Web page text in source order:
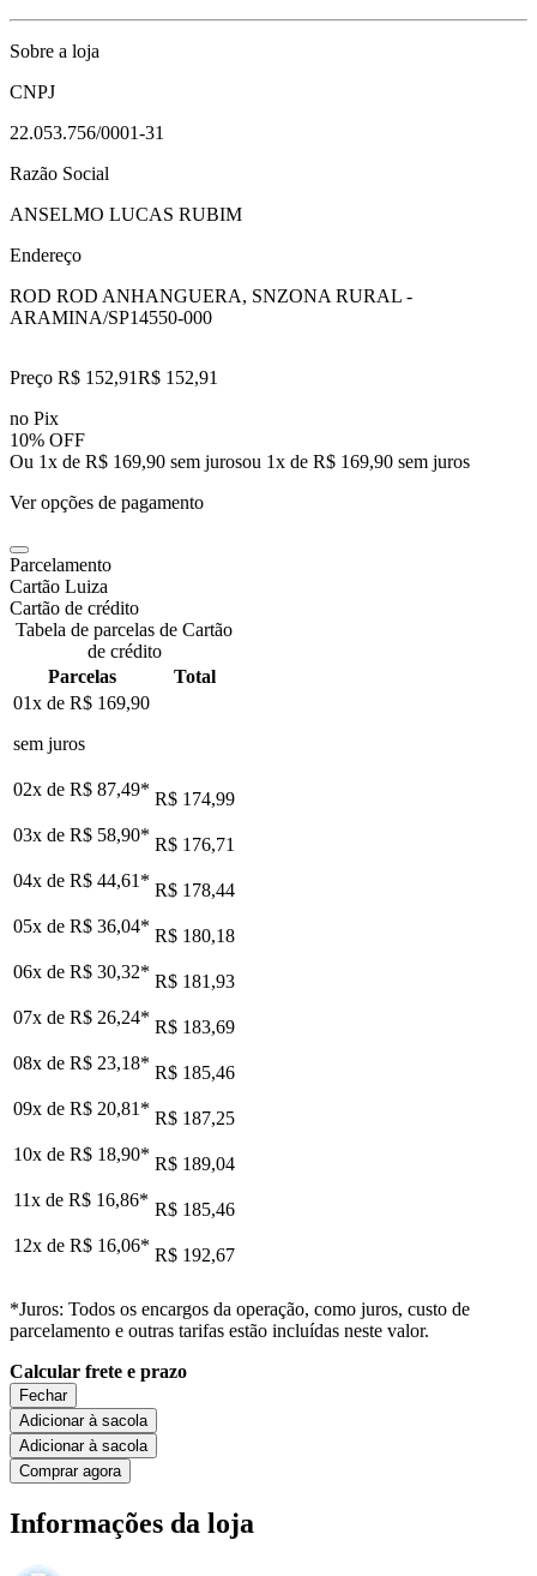
Sobre a loja
CNPJ
22.053.756/0001-31
Razão Social
ANSELMO LUCAS RUBIM
Endereço
ROD ROD ANHANGUERA, SNZONA RURAL -
ARAMINA/SP14550-000
Preço R$ 152,91R$ 152,91
no Pix
10% OFF
Ou 1x de R$ 169,90 sem jurosou 1x de R$ 169,90 sem juros
Ver opções de pagamento
Parcelamento
Cartão Luiza
Cartão de crédito
Tabela de parcelas de Cartão
de crédito
Parcelas
Total
01x de R$ 169,90
sem juros
02x de R$ 87,49* R$ 174,99
03x de R$ 58,90* R$ 176,71
04x de R$ 44,61 * R$ 178,44
05x de R$ 36,04* R$ 180,18
06x de R$ 30,32* R$ 181,93
07x de R$ 26,24* R$ 183,69
08x de R$ 23,18* R$ 185,46
09x de R$ 20,81 * R$ 187,25
10x de R$ 18,90* R$ 189,04
11x de R$ 16,86* R$ 185,46
12x de R$ 16,06* R$ 192,67
*Juros: Todos os encargos da operação, como juros, custo de
parcelamento e outras tarifas estão incluídas neste valor.
Calcular frete e prazo
Fechar
Adicionar à sacola
Adicionar à sacola
Comprar agora
Informações da loja